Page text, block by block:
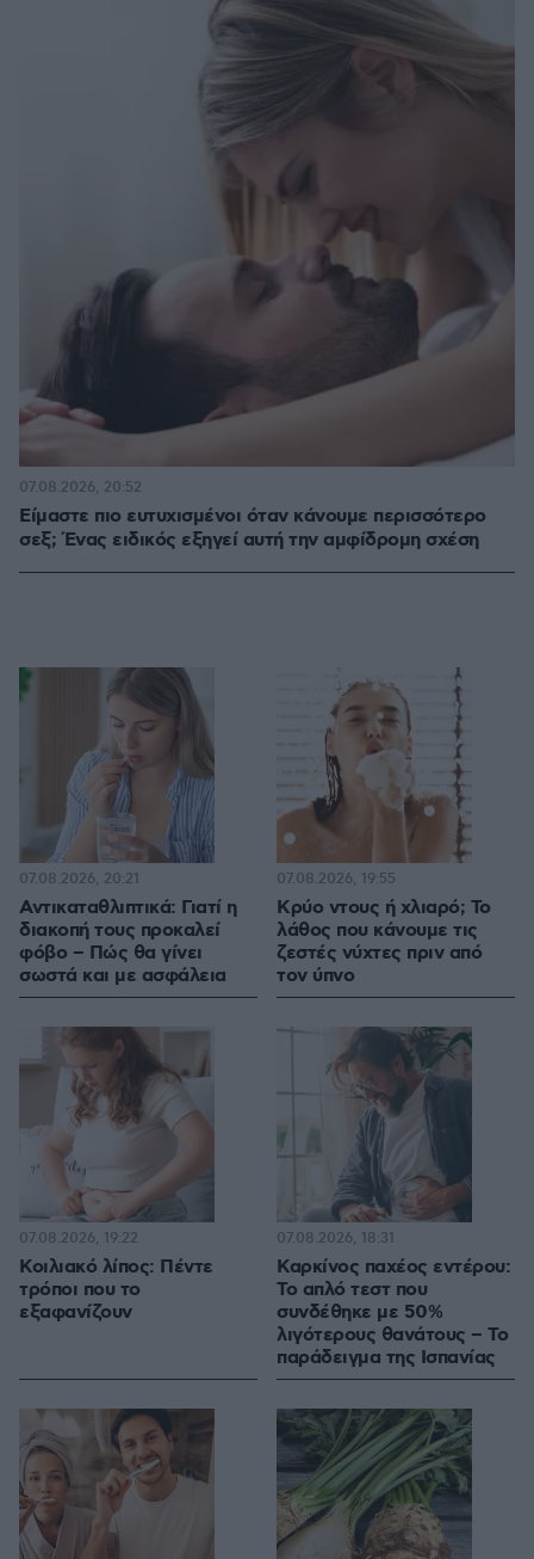
Είμαστε πιο ευτυχισμένοι όταν κάνουμε περισσότερο
σεξ; Ένας ειδικός εξηγεί αυτή την αμφίδρομη σχέση
07.08.2026, 20:52
Αντικαταθλιπτικά: Γιατί η
διακοπή τους προκαλεί
φόβο – Πώς θα γίνει
σωστά και με ασφάλεια
07.08.2026, 20:21
Κρύο ντους ή χλιαρό; Το
λάθος που κάνουμε τις
ζεστές νύχτες πριν από
τον ύπνο
07.08.2026, 19:55
Κοιλιακό λίπος: Πέντε
τρόποι που το
εξαφανίζουν
07.08.2026, 19:22
Καρκίνος παχέος εντέρου:
Το απλό τεστ που
συνδέθηκε με 50%
λιγότερους θανάτους – Το
παράδειγμα της Ισπανίας
07.08.2026, 18:31